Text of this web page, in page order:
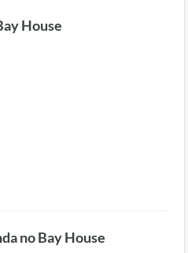
House
no Bay House